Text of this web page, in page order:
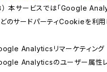
３） 本サービスでは「Google
のサードパーティCookieを利用
Analyticsリマーケティング
Analyticsのユーザー属性レ